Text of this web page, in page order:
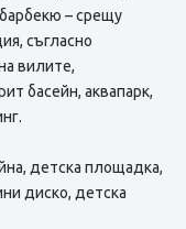
– срещу
съгласно
вилите,
басейн, аквапарк,
детска площадка,
диско, детска